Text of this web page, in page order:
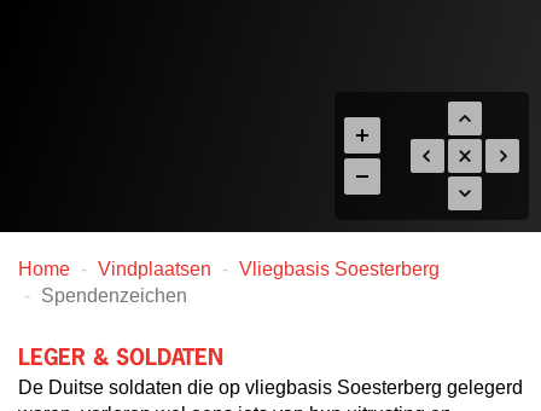
Home Vindplaatsen
Vliegbasis Soesterberg
Spendenzeichen
LEGER & SOLDATEN
De Duitse soldaten die op vliegbasis Soesterberg gelegerd